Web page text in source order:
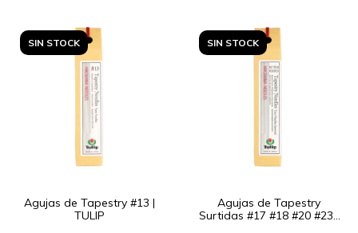
SIN STOCK
Agujas de Tapestry #13 |
TULIP
SIN STOCK
Agujas de Tapestry
Surtidas #17 #18 #20 #23 |